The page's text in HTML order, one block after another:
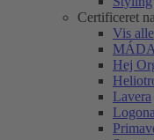
Certificeret
Vis alle
Hej
Lavera
Logona